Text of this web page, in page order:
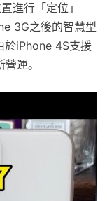
進行「定位」
3G之後的智慧型
於iPhone 4S支援
運。